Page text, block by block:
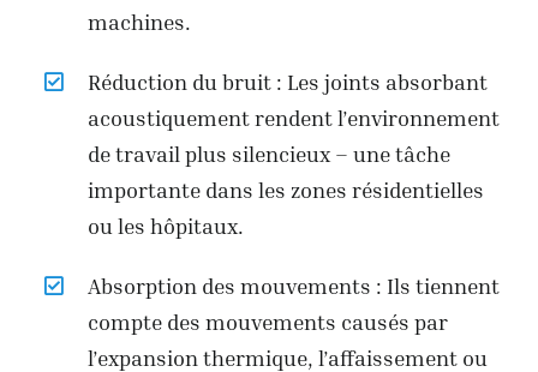
machines.
Réduction du bruit : Les joints absorbant
acoustiquement rendent l’environnement
de travail plus silencieux – une tâche
importante dans les zones résidentielles
ou les hôpitaux.
Absorption des mouvements : Ils tiennent
compte des mouvements causés par
l’expansion thermique, l’affaissement ou